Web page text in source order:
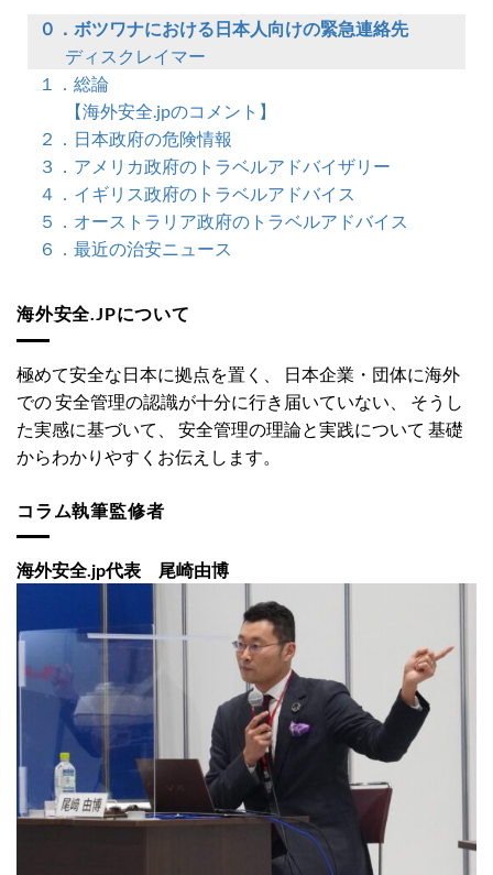
０．ボツワナにおける日本人向けの緊急連絡先
ディスクレイマー
１．総論
【海外安全.jpのコメント】
２．日本政府の危険情報
３．アメリカ政府のトラベルアドバイザリー
４．イギリス政府のトラベルアドバイス
５．オーストラリア政府のトラベルアドバイス
６．最近の治安ニュース
海外安全.JPについて
極めて安全な日本に拠点を置く、 日本企業・団体に海外
での 安全管理の認識が十分に行き届いていない、 そうし
た実感に基づいて、 安全管理の理論と実践について 基礎
からわかりやすくお伝えします。
コラム執筆監修者
海外安全.jp代表 尾崎由博